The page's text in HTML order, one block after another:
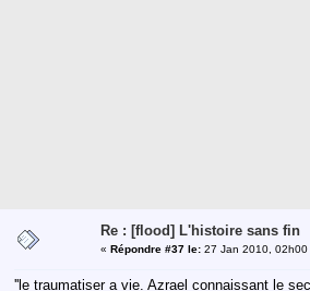
Re : [flood] L'histoire sans fin
« Répondre #37 le: 27 Jan 2010, 02h00
''le traumatiser a vie. Azrael connaissant le